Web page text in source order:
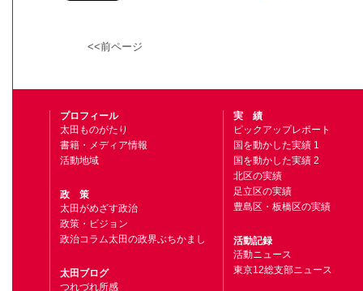
<<前ページ
プロフィール
太田ものがたり
書籍・メディア情報
活動地域
政 策
太田がめざす政治
政策・ビジョン
政治コラム太田の政界ぶちかまし
太田ブログ
つれづれ所感
実 績
ピックアップレポート
国を動かした実績 1
国を動かした実績 2
北区の実績
足立区の実績
豊島区・板橋区の実績
活動記録
活動ニュース
東京12総支部ニュース